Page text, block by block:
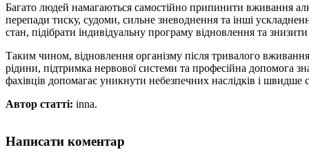
Багато людей намагаються самостійно припинити вживання
перепади тиску, судоми, сильне зневоднення та інші
стан, підібрати індивідуальну програму відновлення та
Таким чином, відновлення організму після тривалого
рідини, підтримка нервової системи та професійна допомога
фахівців допомагає уникнути небезпечних наслідків і
Автор статті: inna.
Написати коментар